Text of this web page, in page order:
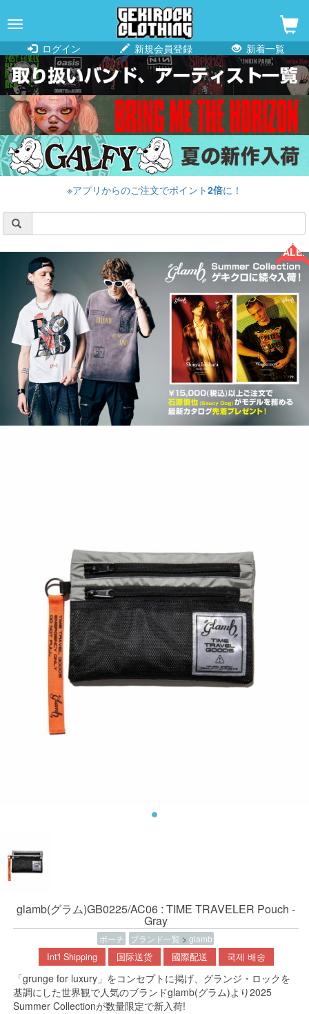
navigation
ログイン
新規会員登録 新着一覧
※アプリからのご注文でポイント2倍に！
glamb(グラム)GB0225/AC06 : TIME TRAVELER Pouch -
Gray
ポーチ ブランド一覧 >glamb
Int'l Shipping 国际送货 國際配送 국제 배송
「grunge for luxury」をコンセプトに掲げ、グランジ・ロックを
基調にした世界観で人気のブランドglamb(グラム)より2025
Summer Collectionが数量限定で新入荷!
SALE!!
SALE!!
SALE!!